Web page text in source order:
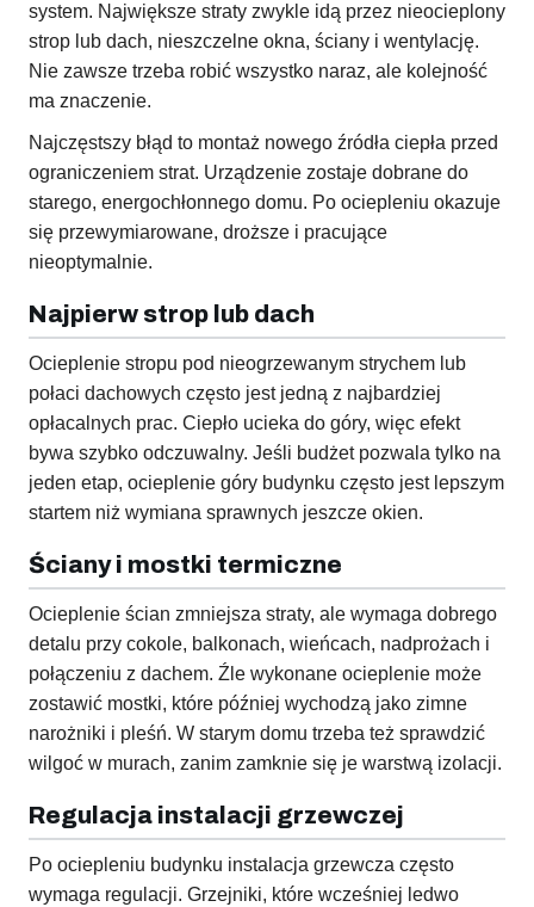
system. Największe straty zwykle idą przez nieocieplony
strop lub dach, nieszczelne okna, ściany i wentylację.
Nie zawsze trzeba robić wszystko naraz, ale kolejność
ma znaczenie.
Najczęstszy błąd to montaż nowego źródła ciepła przed
ograniczeniem strat. Urządzenie zostaje dobrane do
starego, energochłonnego domu. Po ociepleniu okazuje
się przewymiarowane, droższe i pracujące
nieoptymalnie.
Najpierw strop lub dach
Ocieplenie stropu pod nieogrzewanym strychem lub
połaci dachowych często jest jedną z najbardziej
opłacalnych prac. Ciepło ucieka do góry, więc efekt
bywa szybko odczuwalny. Jeśli budżet pozwala tylko na
jeden etap, ocieplenie góry budynku często jest lepszym
startem niż wymiana sprawnych jeszcze okien.
Ściany i mostki termiczne
Ocieplenie ścian zmniejsza straty, ale wymaga dobrego
detalu przy cokole, balkonach, wieńcach, nadprożach i
połączeniu z dachem. Źle wykonane ocieplenie może
zostawić mostki, które później wychodzą jako zimne
narożniki i pleśń. W starym domu trzeba też sprawdzić
wilgoć w murach, zanim zamknie się je warstwą izolacji.
Regulacja instalacji grzewczej
Po ociepleniu budynku instalacja grzewcza często
wymaga regulacji. Grzejniki, które wcześniej ledwo